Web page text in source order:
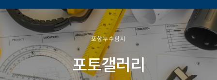
포항누수탐지
포토갤러리